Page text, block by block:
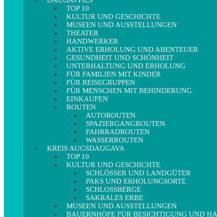
TOP 10
KULTUR UND GESCHICHTE
MUSEEN UND AUSSTELLUNGEN
THEATER
HANDWERKER
AKTIVE ERHOLUNG UND ABENTEUER
GESUNDHEIT UND SCHÖNHEIT
UNTERHALTUNG UND ERHOLUNG
FÜR FAMILIEN MIT KINDER
FÜR REISEGRUPPEN
FÜR MENSCHEN MIT BEHINDERUNG
EINKAUFEN
ROUTEN
AUTOROUTEN
SPAZIERGANGROUTEN
FAHRRADROUTEN
WASSERROUTEN
KREIS AUGSDAUGAVA
TOP 10
KULTUR UND GESCHICHTE
SCHLÖSSER UND LANDGÜTER
PAKS UND ERHOLUNGSORTE
SCHLOSSBERGE
SAKRALES ERBE
MUSEEN UND AUSSTELLUNGEN
BAUERNHÖFE FÜR BESICHTIGUNG UND